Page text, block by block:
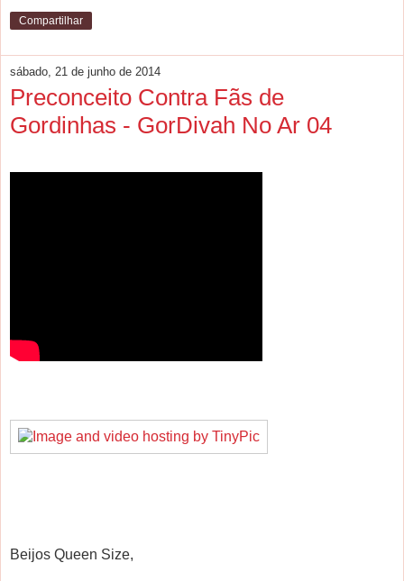
Compartilhar
sábado, 21 de junho de 2014
Preconceito Contra Fãs de
Gordinhas - GorDivah No Ar 04
Beijos Queen Size,